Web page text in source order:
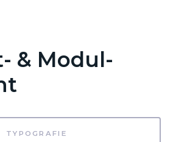
& Modul-
TYPOGRAFIE